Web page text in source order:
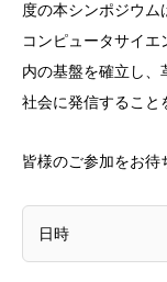
度の本シンポジウ
コンピュータサイ
内の基盤を確立し、
社会に発信すること
皆様のご参加をお待
日時